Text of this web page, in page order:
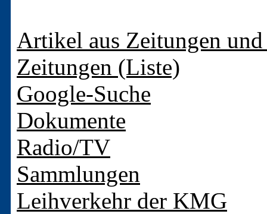
Artikel aus Zeitungen
Zeitungen (Liste)
Google-Suche
Dokumente
Radio/TV
Sammlungen
Leihverkehr der KMG